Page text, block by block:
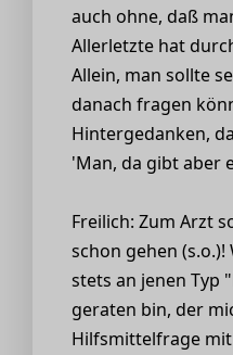
auch ohne, daß
Allerletzte hat
Allein, man sollte
danach fragen
Hintergedanken,
'Man, da gibt aber
Freilich: Zum Arzt
schon gehen
stets an jenen Typ
geraten bin, der
Hilfsmittelfrage